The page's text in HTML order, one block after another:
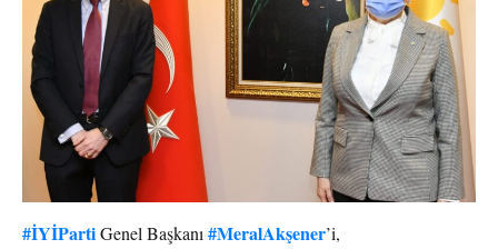
#İYİPartiGenel Başkanı #MeralAkşener’i,